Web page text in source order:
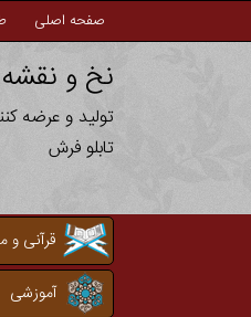
صفحه اصلی
نخ و نقشه
تولید و عرضه
تابلو فرش
قرآنی و
آموزشی